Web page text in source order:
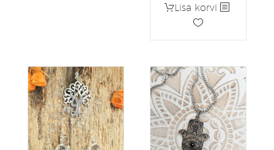
oli:
57,00 €.
on:
Lisa korvi